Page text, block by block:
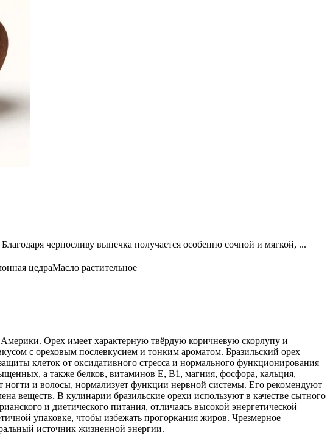
черносливу выпечка получается особенно сочной и мягкой, ...
цедраМасло растительное
Орех имеет характерную твёрдую коричневую скорлупу и
с ореховым послевкусием и тонким ароматом. Бразильский орех —
клеток от оксидативного стресса и нормального функционирования
а также белков, витаминов E, B1, магния, фосфора, кальция,
ногти и волосы, нормализует функции нервной системы. Его рекомендуют
веществ. В кулинарии бразильские орехи используют в качестве сытного
и диетического питания, отличаясь высокой энергетической
упаковке, чтобы избежать прогоркания жиров. Чрезмерное
источник жизненной энергии.